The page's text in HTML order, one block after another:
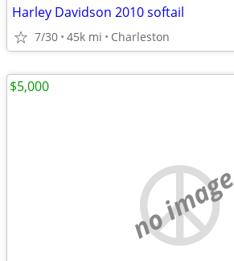
Harley Davidson 2010 softail
7/30 45k mi Charleston
no image
$5,000